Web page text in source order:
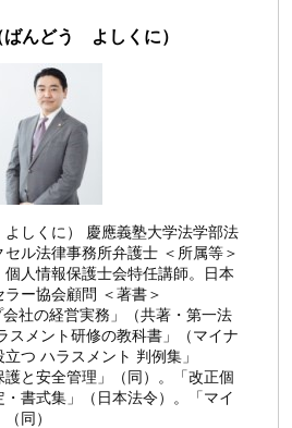
ばんどう よしくに）
しくに） 慶應義塾大学法学部法
ル法律事務所弁護士 ＜所属等＞
個人情報保護士会特任講師。日本
ー協会顧問 ＜著書＞
会社の経営実務」（共著・第一法
スメント研修の教科書」（マイナ
つ ハラスメント 判例集」
護と安全管理」（同）。「改正個
・書式集」（日本法令）。「マイ
同）